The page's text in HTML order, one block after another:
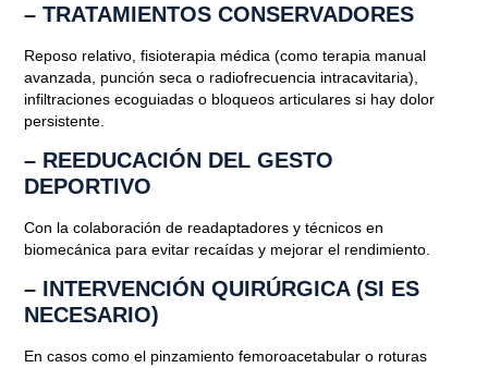
– TRATAMIENTOS CONSERVADORES
Reposo relativo, fisioterapia médica (como terapia manual
avanzada, punción seca o radiofrecuencia intracavitaria),
infiltraciones ecoguiadas o bloqueos articulares si hay dolor
persistente.
– REEDUCACIÓN DEL GESTO
DEPORTIVO
Con la colaboración de readaptadores y técnicos en
biomecánica para evitar recaídas y mejorar el rendimiento.
– INTERVENCIÓN QUIRÚRGICA (SI ES
NECESARIO)
En casos como el pinzamiento femoroacetabular o roturas